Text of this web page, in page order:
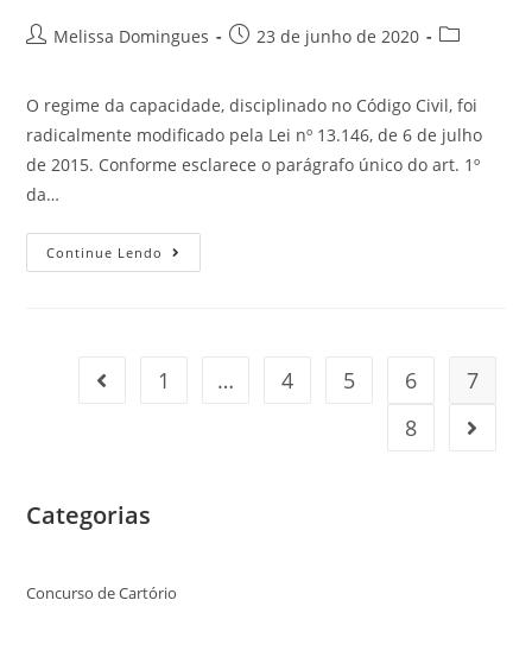
Melissa Domingues 23 de junho de 2020
O regime da capacidade, disciplinado no Código Civil, foi
radicalmente modificado pela Lei nº 13.146, de 6 de julho
de 2015. Conforme esclarece o parágrafo único do art. 1º
da…
Continue Lendo
1 … 4 5 6
7
8
Categorias
Concurso de Cartório